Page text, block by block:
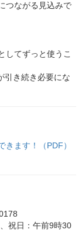
つながる見込みで
してずっと使うこ
引き続き必要にな
ます！（PDF）
祝日：午前9時30